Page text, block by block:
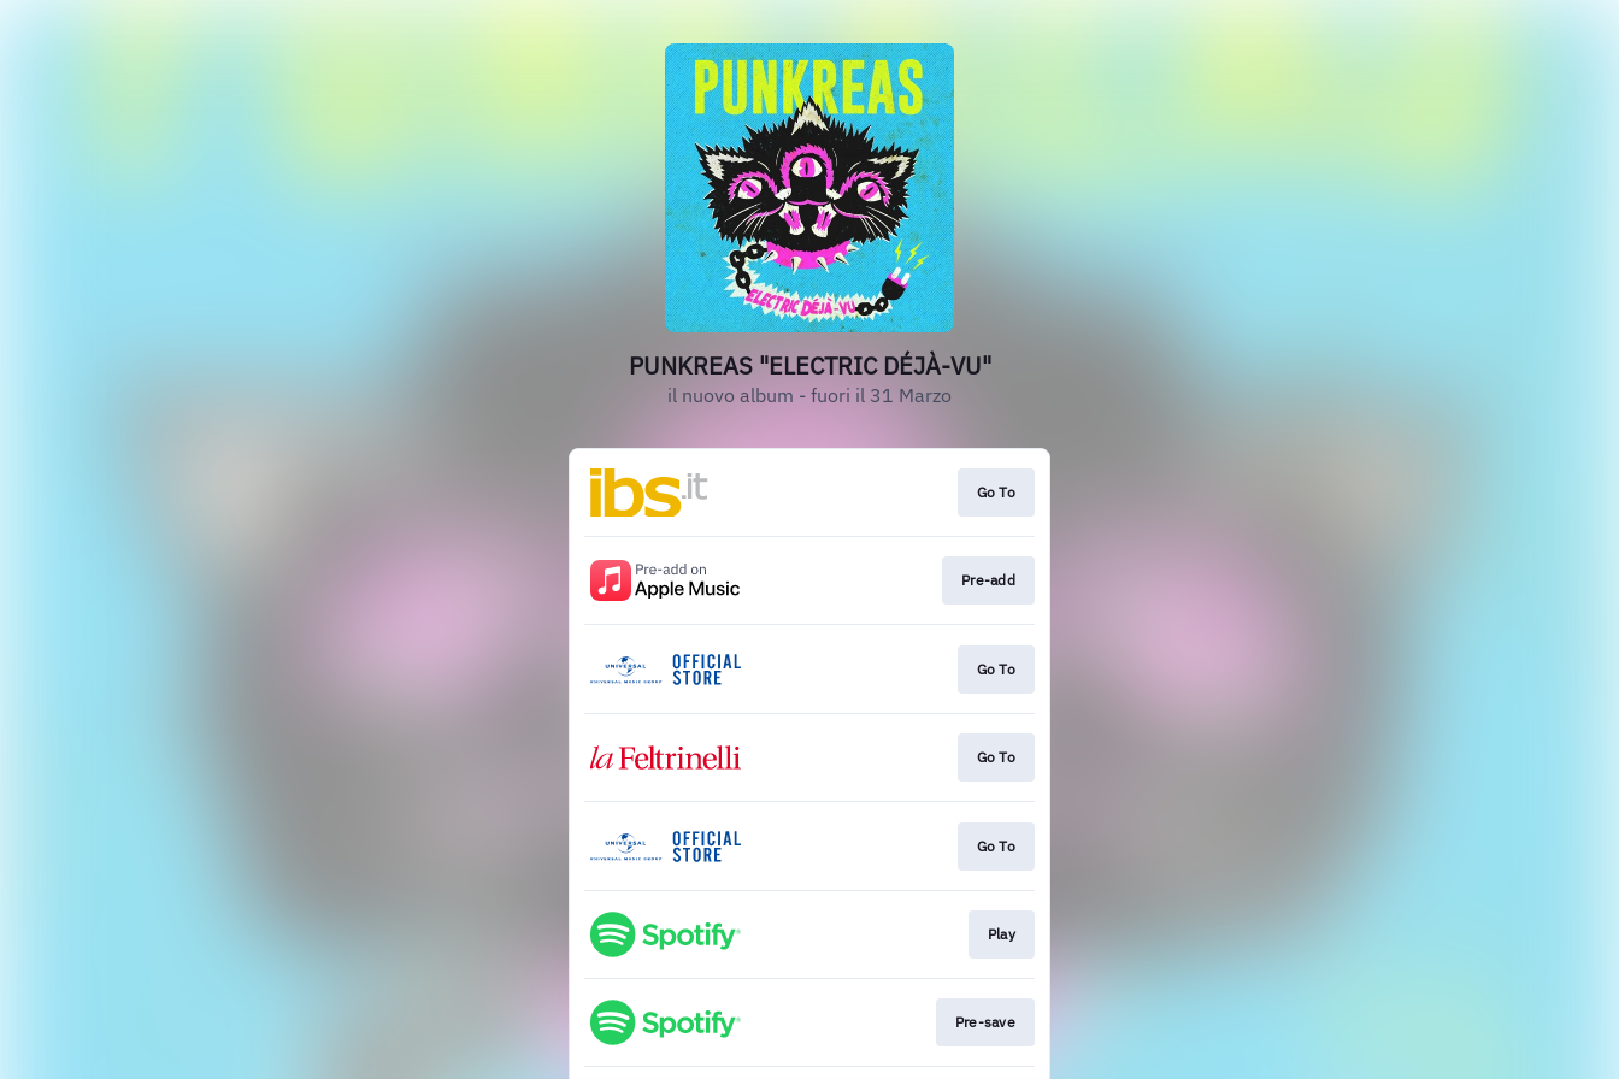
PUNKREAS "ELECTRIC DÉJÀ-VU"
il nuovo album - fuori il 31 Marzo
Go To
Pre-add
Go To
Go To
Go To
Play
Pre-save